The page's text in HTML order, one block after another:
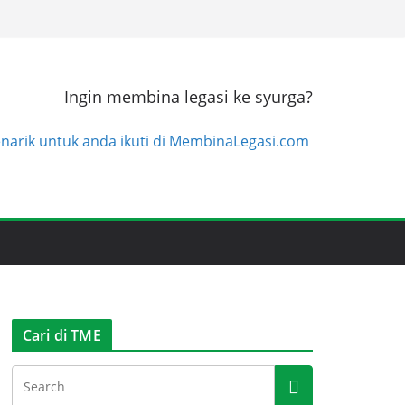
Ingin membina legasi ke syurga?
untuk anda ikuti di MembinaLegasi.com
Cari di TME